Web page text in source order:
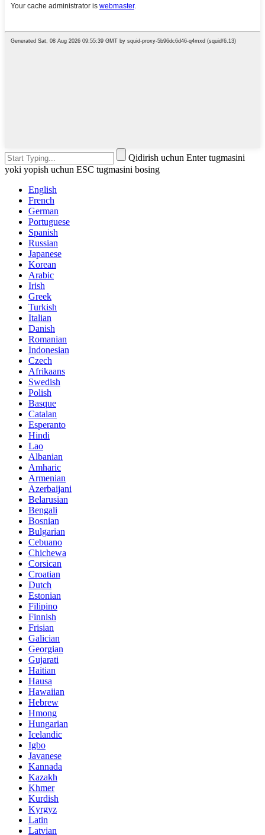
Qidirish uchun Enter tugmasini
yoki yopish uchun ESC tugmasini bosing
English
French
German
Portuguese
Spanish
Russian
Japanese
Korean
Arabic
Irish
Greek
Turkish
Italian
Danish
Romanian
Indonesian
Czech
Afrikaans
Swedish
Polish
Basque
Catalan
Esperanto
Hindi
Lao
Albanian
Amharic
Armenian
Azerbaijani
Belarusian
Bengali
Bosnian
Bulgarian
Cebuano
Chichewa
Corsican
Croatian
Dutch
Estonian
Filipino
Finnish
Frisian
Galician
Georgian
Gujarati
Haitian
Hausa
Hawaiian
Hebrew
Hmong
Hungarian
Icelandic
Igbo
Javanese
Kannada
Kazakh
Khmer
Kurdish
Kyrgyz
Latin
Latvian